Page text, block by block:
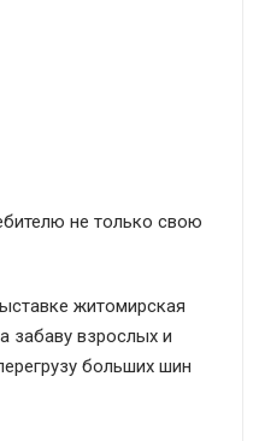
не только свою
житомирская
забаву взрослых и
больших шин